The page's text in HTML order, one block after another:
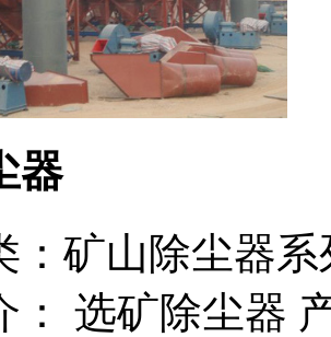
器
矿山除尘器系
选矿除尘器